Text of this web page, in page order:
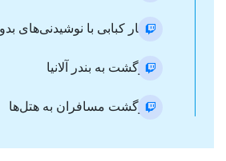
- ناهار کبابی با نوشیدنی‌های
- بازگشت به بندر آلانیا
- بازگشت مسافران به هتل‌ها